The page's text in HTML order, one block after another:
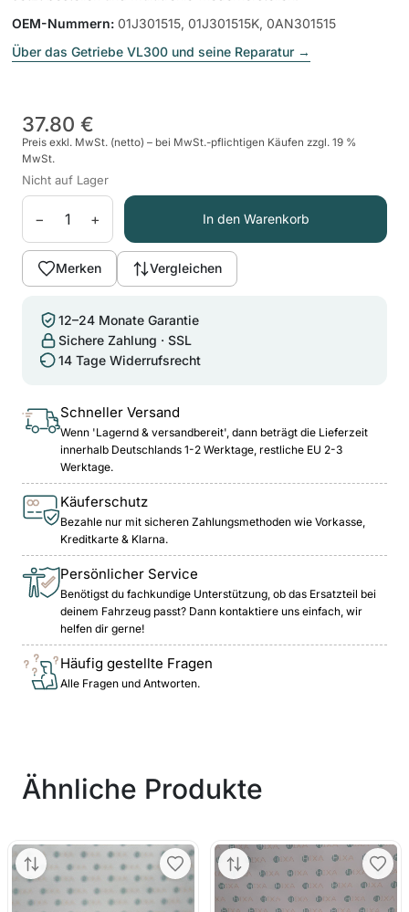
OEM-Nummern: 01J301515, 01J301515K, 0AN301515
Über das Getriebe VL300 und seine Reparatur →
37.80 €
Preis exkl. MwSt. (netto) – bei MwSt.-pflichtigen Käufen zzgl. 19 %
MwSt.
Nicht auf Lager
− + In den Warenkorb
Merken Vergleichen
12–24 Monate Garantie
Sichere Zahlung · SSL
14 Tage Widerrufsrecht
Schneller Versand
Wenn 'Lagernd & versandbereit', dann beträgt die Lieferzeit
innerhalb Deutschlands 1-2 Werktage, restliche EU 2-3
Werktage.
Käuferschutz
Bezahle nur mit sicheren Zahlungsmethoden wie Vorkasse,
Kreditkarte & Klarna.
Persönlicher Service
Benötigst du fachkundige Unterstützung, ob das Ersatzteil bei
deinem Fahrzeug passt? Dann kontaktiere uns einfach, wir
helfen dir gerne!
Häufig gestellte Fragen
Alle Fragen und Antworten.
Ähnliche Produkte